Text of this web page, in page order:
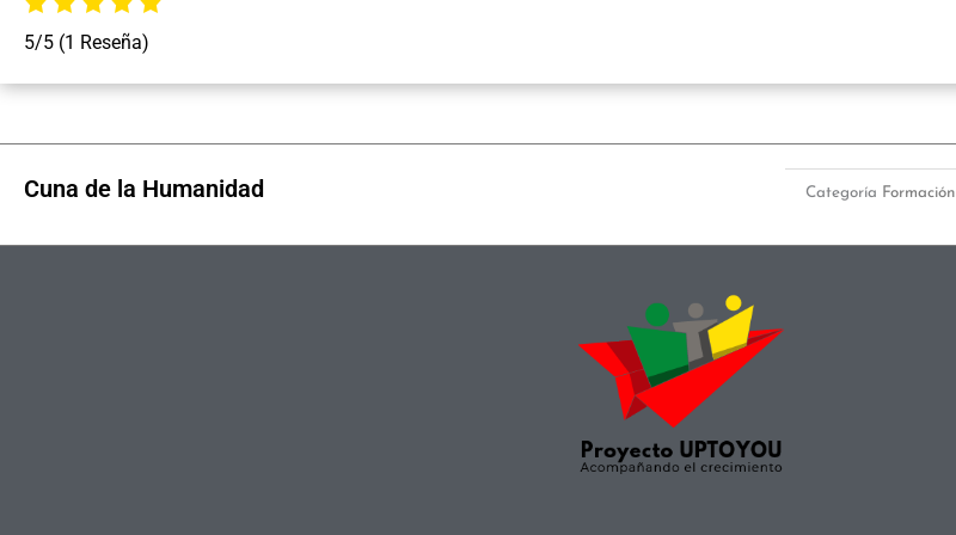
5/5 (1 Reseña)
Cuna de la Humanidad Categoría Formación